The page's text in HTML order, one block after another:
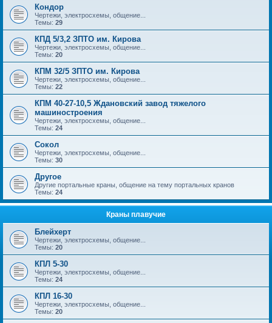
Кондор
Чертежи, электросхемы, общение...
Темы: 29
КПД 5/3,2 ЗПТО им. Кирова
Чертежи, электросхемы, общение...
Темы: 20
КПМ 32/5 ЗПТО им. Кирова
Чертежи, электросхемы, общение...
Темы: 22
КПМ 40-27-10,5 Ждановский завод тяжелого
машиностроения
Чертежи, электросхемы, общение...
Темы: 24
Сокол
Чертежи, электросхемы, общение...
Темы: 30
Другое
Другие портальные краны, общение на тему портальных кранов
Темы: 24
Краны плавучие
Блейхерт
Чертежи, электросхемы, общение...
Темы: 20
КПЛ 5-30
Чертежи, электросхемы, общение...
Темы: 24
КПЛ 16-30
Чертежи, электросхемы, общение...
Темы: 20